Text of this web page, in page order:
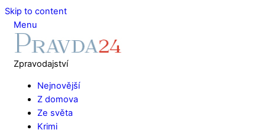
Skip to content
Menu
Zpravodajství
Nejnovější
Z domova
Ze světa
Krimi